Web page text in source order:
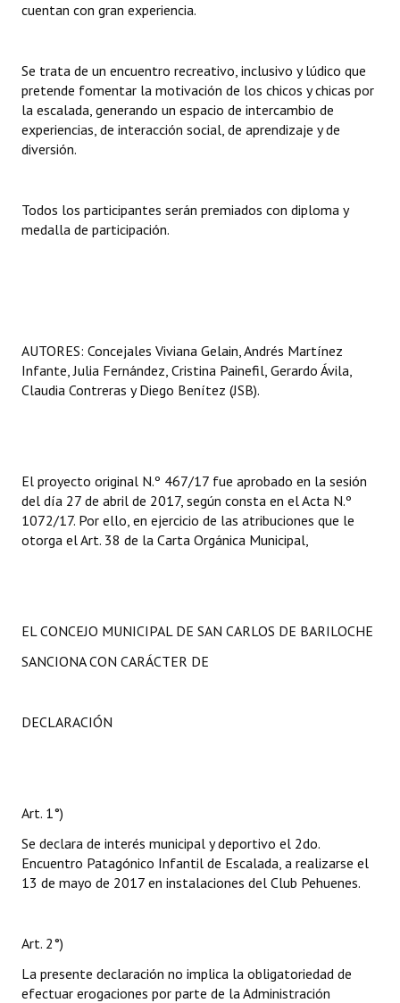
Huéspedes de Honor - Registro
Reconocimientos - Registro
Bariloche, Municipio intercultural
REFORMA DE LA CARTA ORGÁNICA
cuentan con gran experiencia.
Se trata de un encuentro recreativo, inclusivo y lúdico que
pretende fomentar la motivación de los chicos y chicas por
la escalada, generando un espacio de intercambio de
experiencias, de interacción social, de aprendizaje y de
diversión.
Todos los participantes serán premiados con diploma y
medalla de participación.
AUTORES: Concejales Viviana Gelain, Andrés Martínez
Infante, Julia Fernández, Cristina Painefil, Gerardo Ávila,
Claudia Contreras y Diego Benítez (JSB).
El proyecto original N.º 467/17 fue aprobado en la sesión
del día 27 de abril de 2017, según consta en el Acta N.º
1072/17. Por ello, en ejercicio de las atribuciones que le
otorga el Art. 38 de la Carta Orgánica Municipal,
EL CONCEJO MUNICIPAL DE SAN CARLOS DE BARILOCHE
SANCIONA CON CARÁCTER DE
DECLARACIÓN
Art. 1°)
Se declara de interés municipal y deportivo el 2do.
Encuentro Patagónico Infantil de Escalada, a realizarse el
13 de mayo de 2017 en instalaciones del Club Pehuenes.
Art. 2°)
La presente declaración no implica la obligatoriedad de
efectuar erogaciones por parte de la Administración